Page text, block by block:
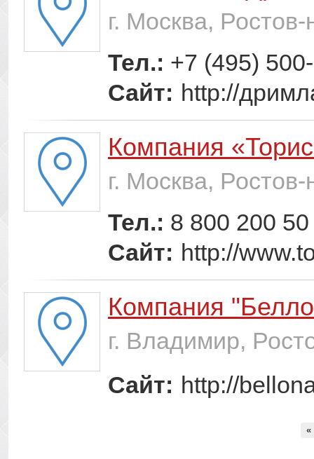
г. Москва,
Тел.: +7 (495)
Сайт: http://
Компания
г. Москва,
Тел.: 8 800 200
Сайт: http://
Компания
г. Владимир,
Сайт: http://
«